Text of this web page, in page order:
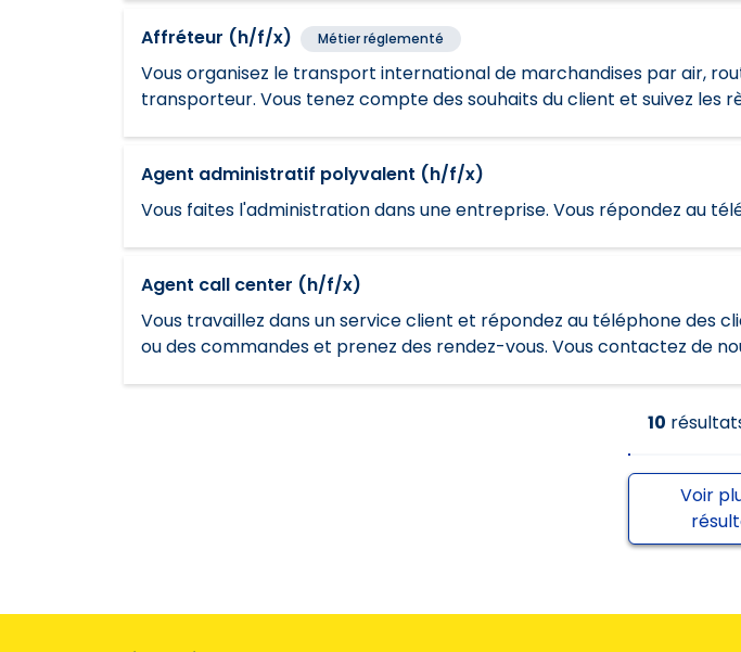
Affréteur (h/f/x) Métier réglementé
Vous organisez le transport international de marchandises par air,
transporteur. Vous tenez compte des souhaits du client et suivez les
Agent administratif polyvalent (h/f/x)
Vous faites l'administration dans une entreprise. Vous répondez au
Agent call center (h/f/x)
Vous travaillez dans un service client et répondez au téléphone des
ou des commandes et prenez des rendez-vous. Vous contactez de
10
Voir